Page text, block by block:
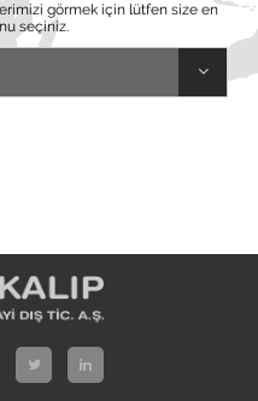
görmek için lütfen size en
seçiniz.